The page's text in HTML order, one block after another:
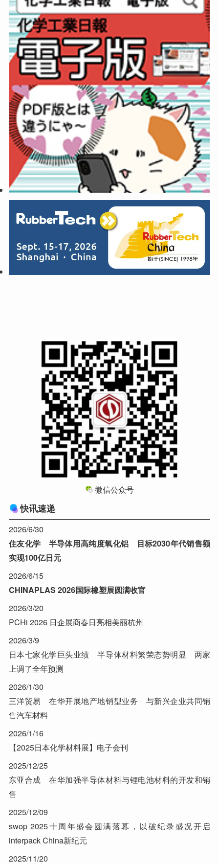
微信公众号
快讯速递
2026/6/30
住友化学 半导体用高纯度氧化铝 目标2030年代销售额
实现100亿日元
2026/6/15
CHINAPLAS 2026国际橡塑展圆满收官
2026/3/20
PCHi 2026 日企展商春日亮相美丽杭州
2026/3/9
日本七家化学巨头业绩 半导体材料繁荣态势明显 两家
上调了全年预测
2026/1/30
三洋贸易 在华开展地产地销型业务 与新兴企业共同销
售汽车材料
2026/1/16
【2025日本化学材料展】电子会刊
2025/12/25
东亚合成 在华加强半导体材料与锂电池材料的开发和销
售
2025/12/09
swop 2025十周年盛会圆满落幕，以破纪录盛况开启
interpack China新纪元
2025/11/20